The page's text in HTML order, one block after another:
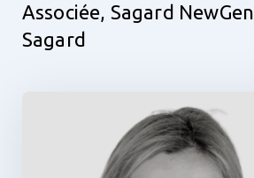
Associée, Sagard NewGen
Sagard